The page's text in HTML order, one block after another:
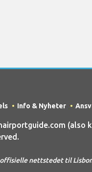
Info & Nyheter
offisielle nettstedet til